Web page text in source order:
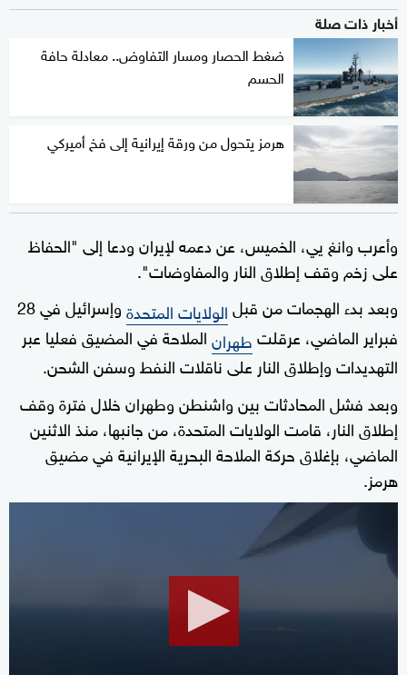
أخبار ذات صلة
ضغط الحصار ومسار التفاوض.. معادلة حافة
الحسم
هرمز يتحول من ورقة إيرانية إلى فخ أميركي
وأعرب وانغ يي، الخميس، عن دعمه لإيران ودعا إلى "الحفاظ
على زخم وقف إطلاق النار والمفاوضات".
وبعد بدء الهجمات من قبلالولايات المتحدة
وإسرائيل في 28
فبراير الماضي، عرقلتطهرانالملاحة في المضيق فعليا عبر
التهديدات وإطلاق النار على ناقلات النفط وسفن الشحن.
وبعد فشل المحادثات بين واشنطن وطهران خلال فترة وقف
إطلاق النار، قامت الولايات المتحدة، من جانبها، منذ الاثنين
الماضي، بإغلاق حركة الملاحة البحرية الإيرانية في مضيق
هرمز.